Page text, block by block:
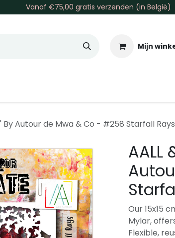
Vanaf €75,00 gratis verzenden (in België)
Mijn
By Autour de Mwa & Co - #258 Starfall Rays
AALL
Our 15x15
Mylar,
Flexible,